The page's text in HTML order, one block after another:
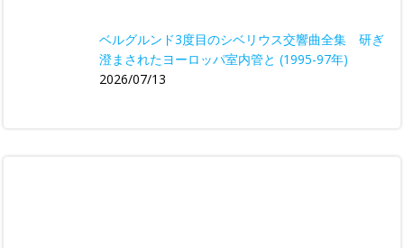
ベルグルンド3度目のシベリウス交響曲全集 研ぎ
澄まされたヨーロッパ室内管と (1995-97年)
2026/07/13